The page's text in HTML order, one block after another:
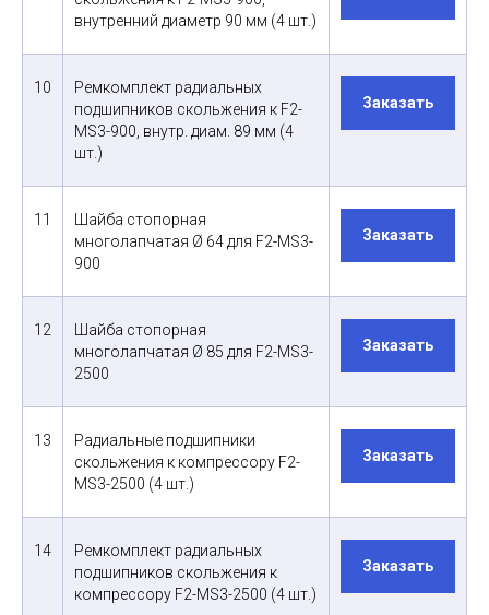
внутренний диаметр 90 мм (4 шт.)
10
Ремкомплект радиальных
подшипников скольжения к F2-
MS3-900, внутр. диам. 89 мм (4
шт.)
Заказать
11
Шайба стопорная
многолапчатая Ø 64 для F2-MS3-
900
Заказать
12
Шайба стопорная
многолапчатая Ø 85 для F2-MS3-
2500
Заказать
13
Радиальные подшипники
скольжения к компрессору F2-
MS3-2500 (4 шт.)
Заказать
14
Ремкомплект радиальных
подшипников скольжения к
компрессору F2-MS3-2500 (4 шт.)
Заказать